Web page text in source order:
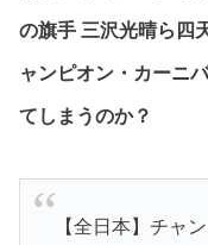
の旗手 三沢光晴ら四
ャンピオン・カーニ
てしまうのか？
【全日本】チャ